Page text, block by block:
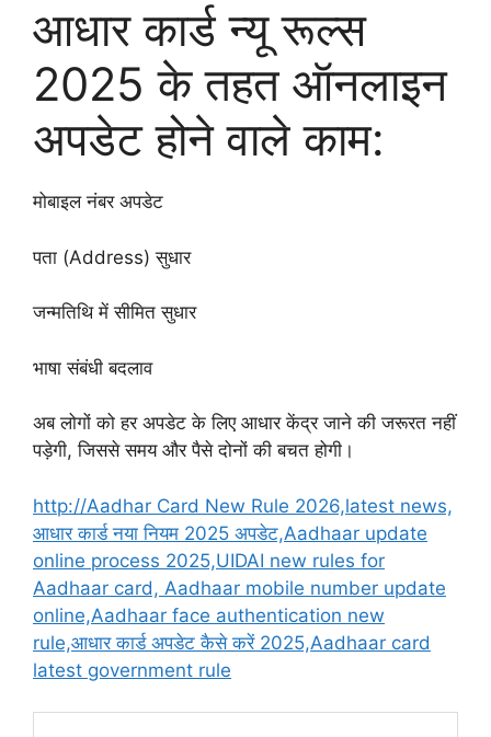
आधार कार्ड न्यू रूल्स
2025 के तहत ऑनलाइन
अपडेट होने वाले काम:
मोबाइल नंबर अपडेट
पता (Address) सुधार
जन्मतिथि में सीमित सुधार
भाषा संबंधी बदलाव
अब लोगों को हर अपडेट के लिए आधार केंद्र जाने की जरूरत नहीं
पड़ेगी, जिससे समय और पैसे दोनों की बचत होगी।
http://Aadhar Card New Rule 2026,latest news,
आधार कार्ड नया नियम 2025 अपडेट,Aadhaar update
online process 2025,UIDAI new rules for
Aadhaar card, Aadhaar mobile number update
online,Aadhaar face authentication new
rule,आधार कार्ड अपडेट कैसे करें 2025,Aadhaar card
latest government rule